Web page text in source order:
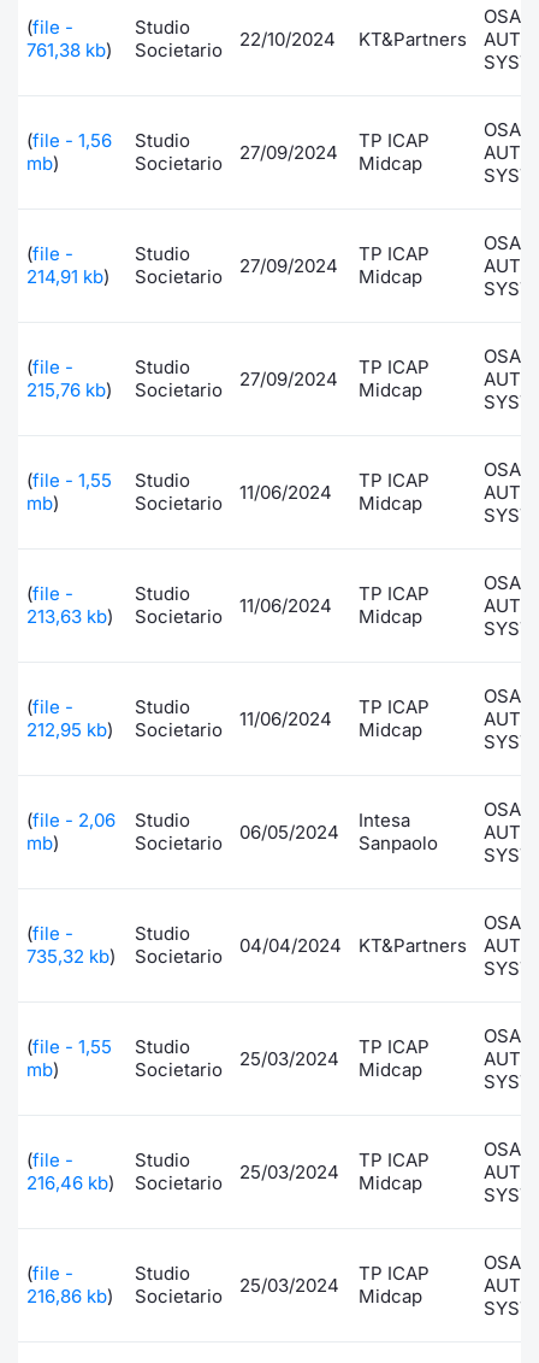
(file -
761,38 kb)
Studio
Societario
22/10/2024 KT&Partners
OSAI
(file - 1,56
mb)
Studio
Societario
27/09/2024
TP ICAP
Midcap
OSAI
(file -
214,91 kb)
Studio
Societario
27/09/2024
TP ICAP
Midcap
OSAI
(file -
215,76 kb)
Studio
Societario
27/09/2024
TP ICAP
Midcap
OSAI
(file - 1,55
mb)
Studio
Societario
11/06/2024
TP ICAP
Midcap
OSAI
(file -
213,63 kb)
Studio
Societario
11/06/2024
TP ICAP
Midcap
OSAI
(file -
212,95 kb)
Studio
Societario
11/06/2024
TP ICAP
Midcap
OSAI
(file - 2,06
mb)
Studio
Societario
06/05/2024
Intesa
Sanpaolo
OSAI
(file -
735,32 kb)
Studio
Societario
04/04/2024 KT&Partners
OSAI
(file - 1,55
mb)
Studio
Societario
25/03/2024
TP ICAP
Midcap
OSAI
(file -
216,46 kb)
Studio
Societario
25/03/2024
TP ICAP
Midcap
OSAI
(file -
216,86 kb)
Studio
Societario
25/03/2024
TP ICAP
Midcap
OSAI
Documenti
Calendario Conferenze
Cambi
Per
BONO
BUND
Avvisi
KID/
Milan
BTP
Notizie
Notizie e Formazione Servizi
Analisi
Mifid 2